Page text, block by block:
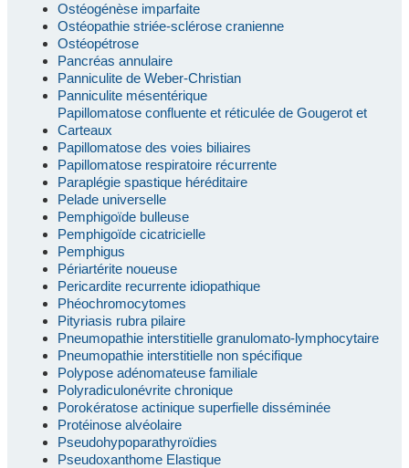
Ostéogénèse imparfaite
Ostéopathie striée-sclérose cranienne
Ostéopétrose
Pancréas annulaire
Panniculite de Weber-Christian
Panniculite mésentérique
Papillomatose confluente et réticulée de Gougerot et
Carteaux
Papillomatose des voies biliaires
Papillomatose respiratoire récurrente
Paraplégie spastique héréditaire
Pelade universelle
Pemphigoïde bulleuse
Pemphigoïde cicatricielle
Pemphigus
Périartérite noueuse
Pericardite recurrente idiopathique
Phéochromocytomes
Pityriasis rubra pilaire
Pneumopathie interstitielle granulomato-lymphocytaire
Pneumopathie interstitielle non spécifique
Polypose adénomateuse familiale
Polyradiculonévrite chronique
Porokératose actinique superfielle disséminée
Protéinose alvéolaire
Pseudohypoparathyroïdies
Pseudoxanthome Elastique